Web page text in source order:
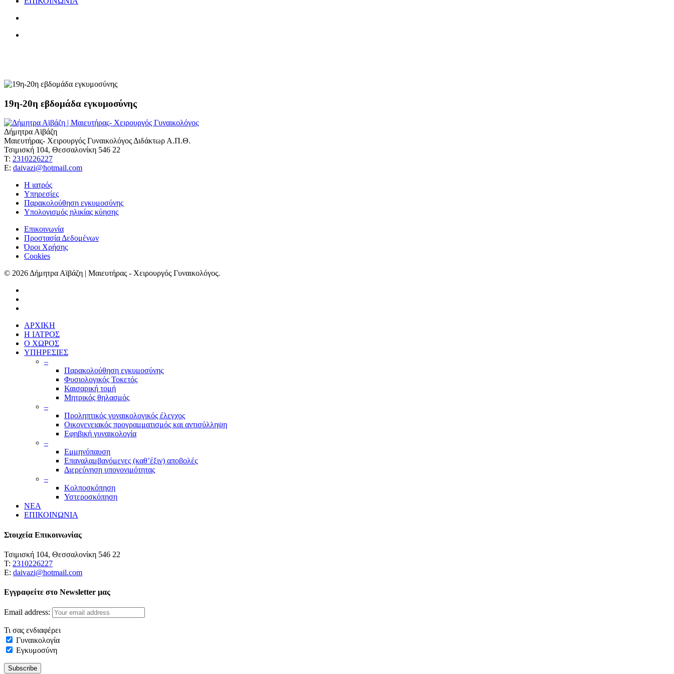
19η-20η εβδομάδα εγκυμοσύνης
Δήμητρα Αϊβάζη
Μαιευτήρας- Χειρουργός Γυναικολόγος Διδάκτωρ Α.Π.Θ.
Τσιμισκή 104, Θεσσαλονίκη 546 22
Τ: 2310226227
Ε: daivazi@hotmail.com
Η ιατρός
Υπηρεσίες
Παρακολούθηση εγκυμοσύνης
Υπολογισμός ηλικίας κύησης
Επικοινωνία
Προστασία Δεδομένων
Όροι Χρήσης
Cookies
© 2026 Δήμητρα Αϊβάζη | Μαιευτήρας - Χειρουργός Γυναικολόγος.
ΑΡΧΙΚΗ
Η ΙΑΤΡΟΣ
Ο ΧΩΡΟΣ
ΥΠΗΡΕΣΙΕΣ
–
Παρακολούθηση εγκυμοσύνης
Φυσιολογικός Τοκετός
Καισαρική τομή
Μητρικός θηλασμός
–
Προληπτικός γυναικολογικός έλεγχος
Οικογενειακός προγραμματισμός και αντισύλληψη
Εφηβική γυναικολογία
–
Εμμηνόπαυση
Επαναλαμβανόμενες (καθ’έξιν) αποβολές
Διερεύνηση υπογονιμότητας
–
Κολποσκόπηση
Υστεροσκόπηση
ΝΕΑ
ΕΠΙΚΟΙΝΩΝΙΑ
Στοιχεία Επικοινωνίας
Τσιμισκή 104, Θεσσαλονίκη 546 22
Τ: 2310226227
Ε: daivazi@hotmail.com
Εγγραφείτε στο Newsletter μας
Email address:
Τι σας ενδιαφέρει
Γυναικολογία
Εγκυμοσύνη